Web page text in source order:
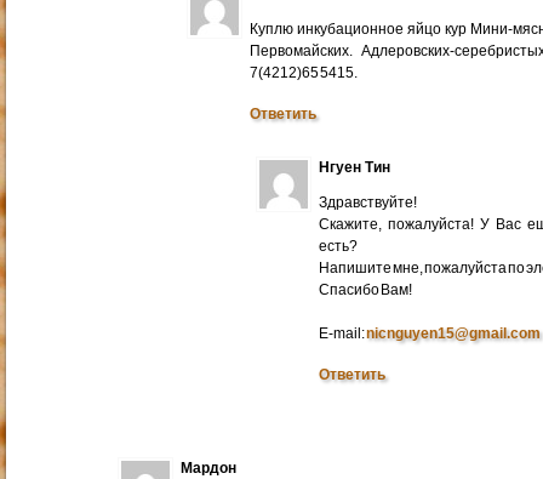
Куплю инкубационное яйцо кур Мини-
Первомайских. Адлеровских-
7(4212)65 5415.
Ответить
Нгуен Тин
Здравствуйте!
Скажите, пожалуйста! У Вас
есть?
Напишите мне, пожалуйста по
Cпасибо Вам!
E-mail:nicnguyen15@gmail.com
Ответить
Мардон